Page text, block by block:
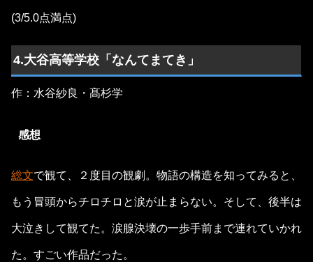
(3/5.0点満点)
4.大谷高等学校「なんてまてき」
作：水谷紗良・髙杉学
感想
総文で観て、２度目の観劇。物語の構造を知ってみると、
もう冒頭からチロチロと涙が止まらない。そして、後半は
大泣きして観てた。涙腺決壊の一歩手前まで連れていかれ
た。すごい作品だった。